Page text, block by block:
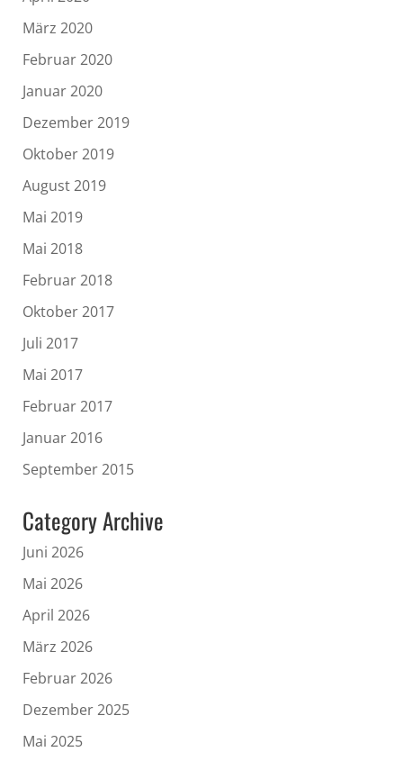
März 2020
Februar 2020
Januar 2020
Dezember 2019
Oktober 2019
August 2019
Mai 2019
Mai 2018
Februar 2018
Oktober 2017
Juli 2017
Mai 2017
Februar 2017
Januar 2016
September 2015
Category Archive
Juni 2026
Mai 2026
April 2026
März 2026
Februar 2026
Dezember 2025
Mai 2025